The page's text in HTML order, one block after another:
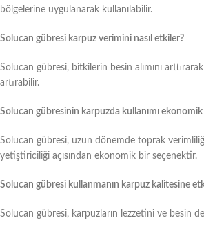
bölgelerine uygulanarak kullanılabilir.
Solucan gübresi karpuz verimini nasıl etkiler?
Solucan gübresi, bitkilerin besin alımını
artırabilir.
Solucan gübresinin karpuzda kullanımı ekonomik
Solucan gübresi, uzun dönemde toprak
yetiştiriciliği açısından ekonomik bir seçenektir.
Solucan gübresi kullanmanın karpuz kalitesine
Solucan gübresi, karpuzların lezzetini ve besin